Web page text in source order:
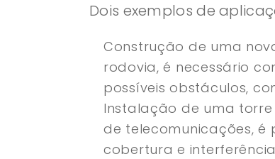
Dois exemplos de
Construção de uma
rodovia, é necessário
possíveis obstáculos,
Instalação de uma
de telecomunicações,
cobertura e